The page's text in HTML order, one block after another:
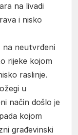
na livadi
i nisko
na neutvrđeni
rijeke kojom
raslinje.
u
način došlo je
kojom
građevinski